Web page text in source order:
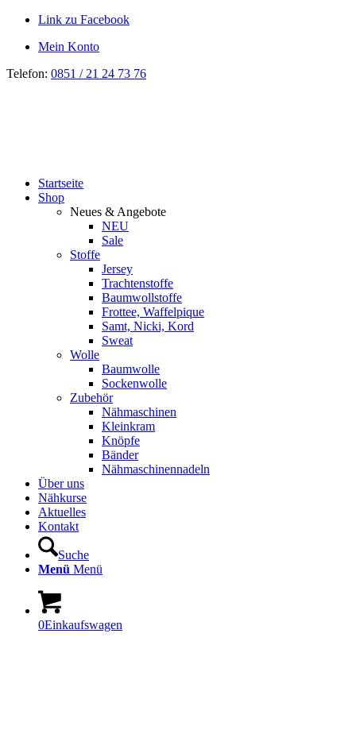
Link zu Facebook
Mein Konto
Telefon: 0851 / 21 24 73 76
Startseite
Shop
Neues & Angebote
NEU
Sale
Stoffe
Jersey
Trachtenstoffe
Baumwollstoffe
Frottee, Waffelpique
Samt, Nicki, Kord
Sweat
Wolle
Baumwolle
Sockenwolle
Zubehör
Nähmaschinen
Kleinkram
Knöpfe
Bänder
Nähmaschinennadeln
Über uns
Nähkurse
Aktuelles
Kontakt
Suche
Menü Menü
0Einkaufswagen